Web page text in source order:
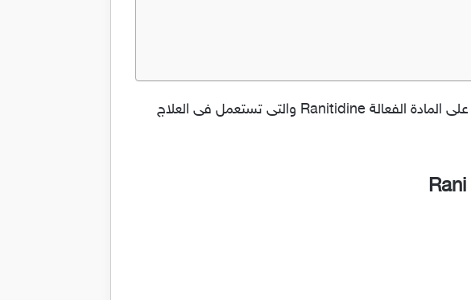
اكياس راني لعلاج الحموضة والانتفاخ وقرحة المعدة وعسر الهضم Rani والدواء يحتوي على المادة الفعالة Ranitidine والتى تستعمل فى العلاج